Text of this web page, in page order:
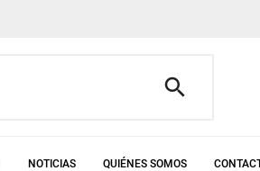

NOTICIAS QUIÉNES SOMOS